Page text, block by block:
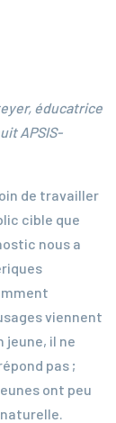
éducatrice
APSIS-
de travailler
cible que
nous a
viennent
jeune, il ne
pas ;
ont peu